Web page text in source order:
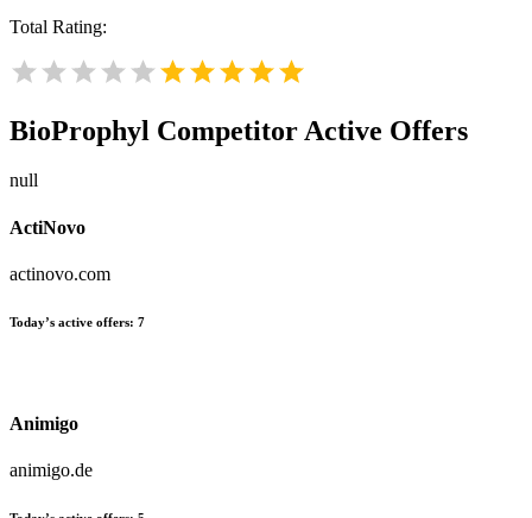
Total Rating:
BioProphyl Competitor Active Offers
null
ActiNovo
actinovo.com
Today’s active offers: 7
Animigo
animigo.de